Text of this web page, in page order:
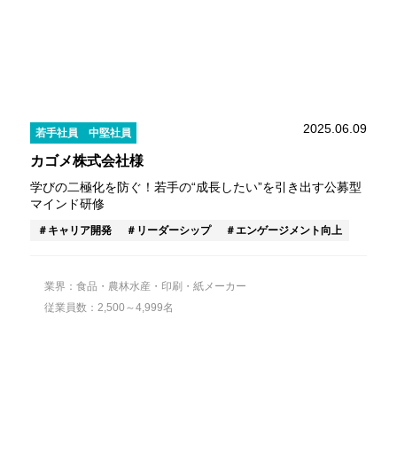
若手社員 中堅社員 2025.06.09
カゴメ株式会社様
学びの二極化を防ぐ！若手の“成長したい”を引き出す公募型
マインド研修
キャリア開発 リーダーシップ エンゲージメント向上
業界：食品・農林水産・印刷・紙メーカー
従業員数：2,500～4,999名